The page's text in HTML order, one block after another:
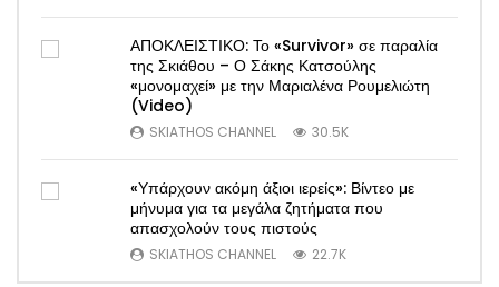
ΑΠΟΚΛΕΙΣΤΙΚΟ: Το «Survivor» σε παραλία
της Σκιάθου – Ο Σάκης Κατσούλης
«μονομαχεί» με την Μαριαλένα Ρουμελιώτη
(Video)
SKIATHOS CHANNEL 30.5K
«Υπάρχουν ακόμη άξιοι ιερείς»: Βίντεο με
μήνυμα για τα μεγάλα ζητήματα που
απασχολούν τους πιστούς
SKIATHOS CHANNEL 22.7K